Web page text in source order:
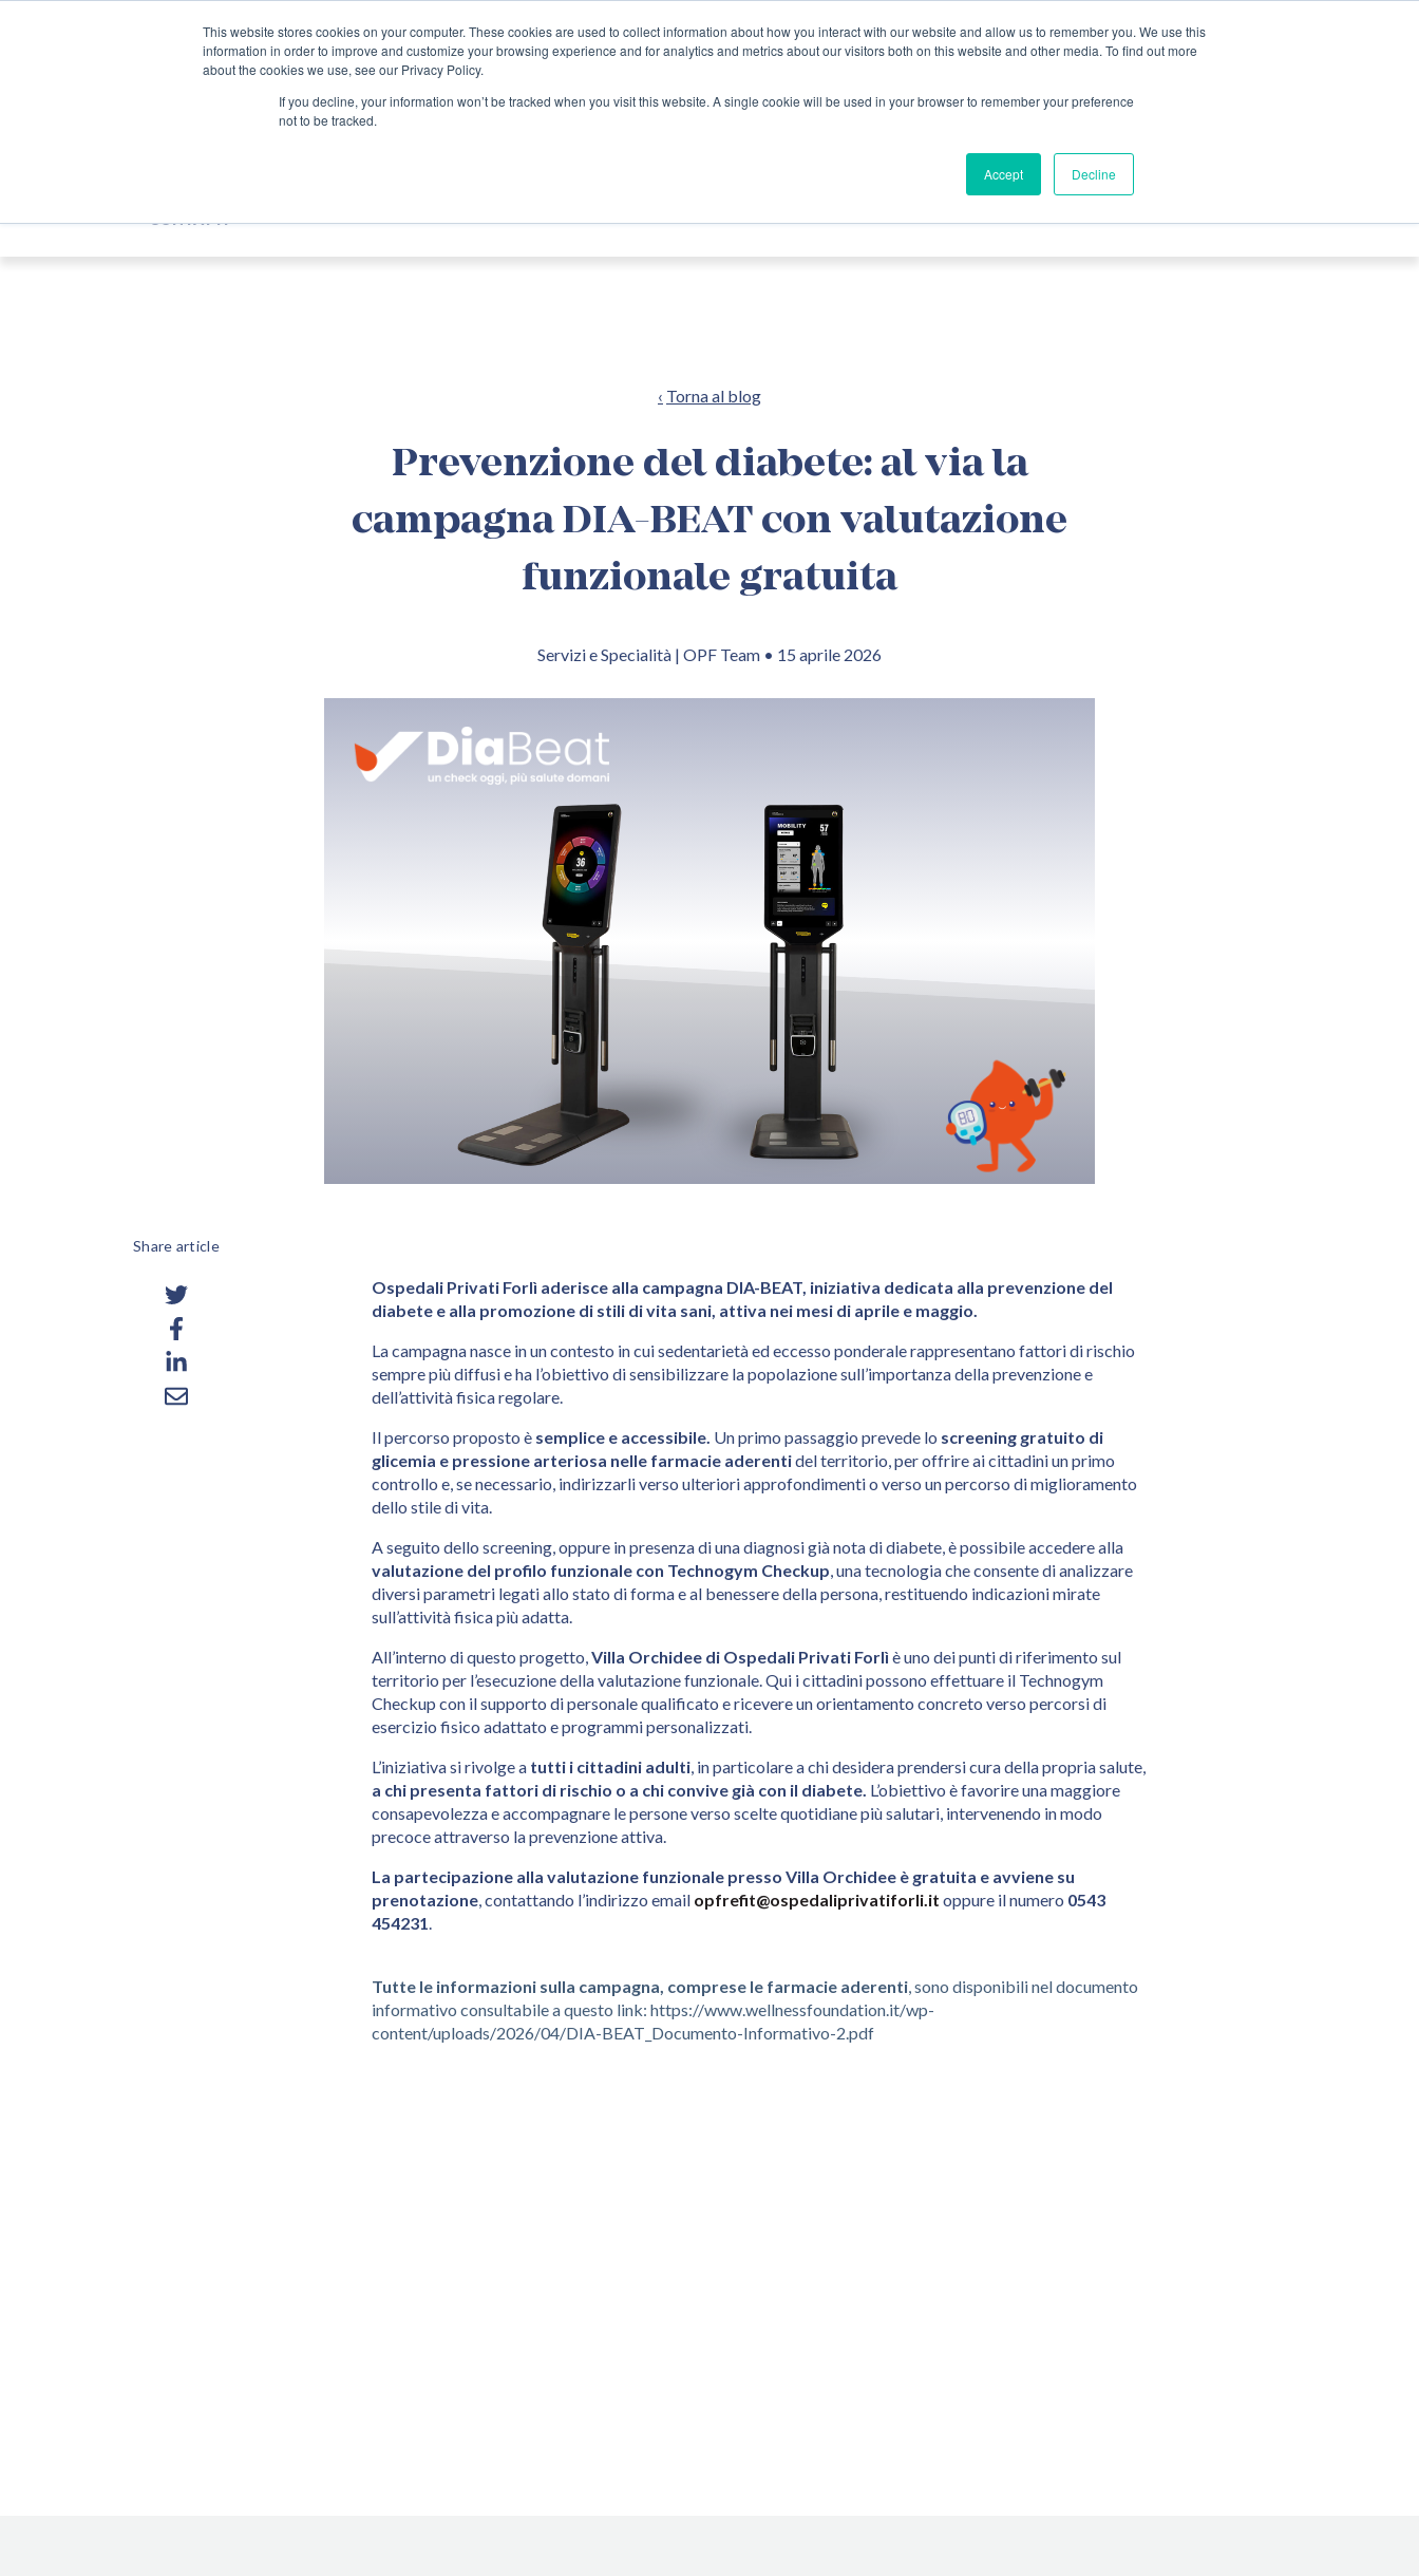
This website stores cookies on your computer. These cookies are used to collect information about how you interact with our website and allow us to remember you. We use this
information in order to improve and customize your browsing experience and for analytics and metrics about our visitors both on this website and other media. To find out more
about the cookies we use, see our Privacy Policy.
If you decline, your information won’t be tracked when you visit this website. A single cookie will be used in your browser to remember your preference
not to be tracked.
Accept Decline
SKIP
CONVENZIONI NEWS
CONTATTI
Torna al blog
Prevenzione del diabete: al via la
campagna DIA-BEAT con valutazione
funzionale gratuita
Servizi e Specialità | OPF Team • 15 aprile 2026
Share article
Ospedali Privati Forlì aderisce alla campagna DIA-BEAT, iniziativa dedicata alla prevenzione del
diabete e alla promozione di stili di vita sani, attiva nei mesi di aprile e maggio.
La campagna nasce in un contesto in cui sedentarietà ed eccesso ponderale rappresentano fattori di rischio
sempre più diffusi e ha l’obiettivo di sensibilizzare la popolazione sull’importanza della prevenzione e
dell’attività fisica regolare.
Il percorso proposto è semplice e accessibile. Un primo passaggio prevede lo screening gratuito di
glicemia e pressione arteriosa nelle farmacie aderentidel territorio, per offrire ai cittadini un primo
controllo e, se necessario, indirizzarli verso ulteriori approfondimenti o verso un percorso di miglioramento
dello stile di vita.
A seguito dello screening, oppure in presenza di una diagnosi già nota di diabete, è possibile accedere alla
valutazione del profilo funzionale con Technogym Checkup, una tecnologia che consente di analizzare
diversi parametri legati allo stato di forma e al benessere della persona, restituendo indicazioni mirate
sull’attività fisica più adatta.
All’interno di questo progetto,Villa Orchidee di Ospedali Privati Forlì è uno dei punti di riferimento sul
territorio per l’esecuzione della valutazione funzionale. Qui i cittadini possono effettuare il Technogym
Checkup con il supporto di personale qualificato e ricevere un orientamento concreto verso percorsi di
esercizio fisico adattato e programmi personalizzati.
L’iniziativa si rivolge a tutti i cittadini adulti, in particolare a chi desidera prendersi cura della propria salute,
a chi presenta fattori di rischio o a chi convive già con il diabete. L’obiettivo è favorire una maggiore
consapevolezza e accompagnare le persone verso scelte quotidiane più salutari, intervenendo in modo
precoce attraverso la prevenzione attiva.
La partecipazione alla valutazione funzionale presso Villa Orchidee è gratuita e avviene su
prenotazione, contattando l’indirizzo email opfrefit@ospedaliprivatiforli.it oppure il numero 0543
454231.
Tutte le informazioni sulla campagna, comprese le farmacie aderenti, sono disponibili nel documento
informativo consultabile a questo link: https://www.wellnessfoundation.it/wp-
content/uploads/2026/04/DIA-BEAT_Documento-Informativo-2.pdf